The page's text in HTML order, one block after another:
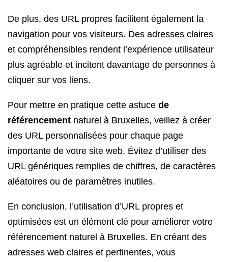
De plus, des URL propres facilitent également la
navigation pour vos visiteurs. Des adresses claires
et compréhensibles rendent l’expérience utilisateur
plus agréable et incitent davantage de personnes à
cliquer sur vos liens.
Pour mettre en pratique cette astuce de
référencement naturel à Bruxelles, veillez à créer
des URL personnalisées pour chaque page
importante de votre site web. Évitez d’utiliser des
URL génériques remplies de chiffres, de caractères
aléatoires ou de paramètres inutiles.
En conclusion, l’utilisation d’URL propres et
optimisées est un élément clé pour améliorer votre
référencement naturel à Bruxelles. En créant des
adresses web claires et pertinentes, vous